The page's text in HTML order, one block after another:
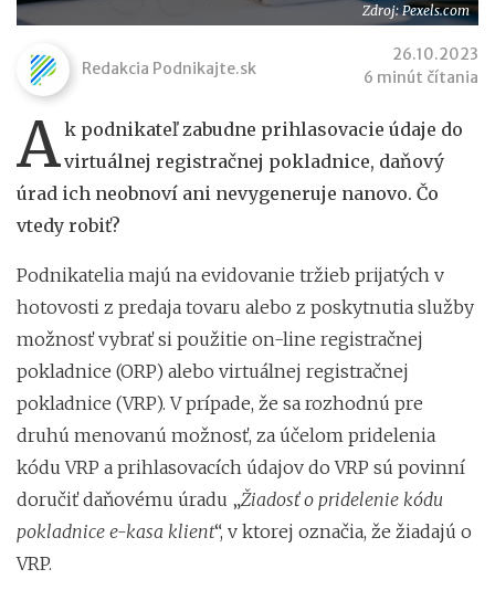
Zdroj: Pexels.com
Redakcia Podnikajte.sk
26.10.2023
6 minút čítania
Ak podnikateľ zabudne prihlasovacie údaje do
virtuálnej registračnej pokladnice, daňový
úrad ich neobnoví ani nevygeneruje nanovo. Čo
vtedy robiť?
Podnikatelia majú na evidovanie tržieb prijatých v
hotovosti z predaja tovaru alebo z poskytnutia služby
možnosť vybrať si použitie on-line registračnej
pokladnice (ORP) alebo virtuálnej registračnej
pokladnice (VRP). V prípade, že sa rozhodnú pre
druhú menovanú možnosť, za účelom pridelenia
kódu VRP a prihlasovacích údajov do VRP sú povinní
doručiť daňovému úradu „Žiadosť o pridelenie kódu
pokladnice e-kasa klient“, v ktorej označia, že žiadajú o
VRP.